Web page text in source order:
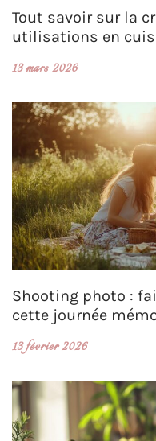
Tout savoir sur la
utilisations en
13 mars 2026
Shooting photo :
cette journée
13 février 2026